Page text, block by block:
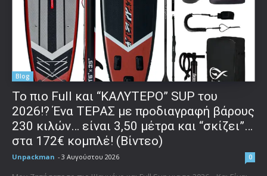
Blog
To πιο Full και “ΚΑΛΥΤΕΡΟ” SUP του
2026!? Ένα ΤΕΡΑΣ με προδιαγραφή βάρους
230 κιλών… είναι 3,50 μέτρα και “σκίζει”…
στα 172€ κομπλέ! (Βίντεο)
Unpackman - 3 Αυγούστου 2026 0